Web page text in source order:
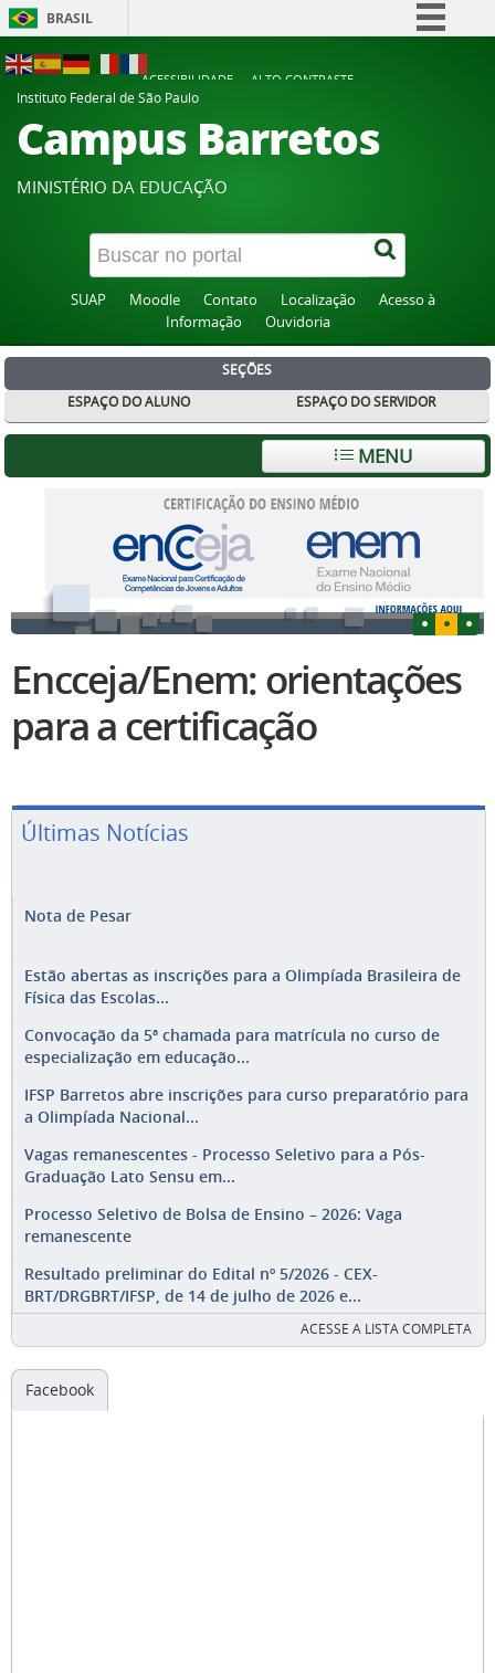
BRASIL
Participe
Acesso à informação
Canais
ACESSIBILIDADE
ALTO CONTRASTE
Instituto Federal de São Paulo
Campus Barretos
MINISTÉRIO DA EDUCAÇÃO
SUAP Moodle Contato Localização
Acesso à
Informação
Ouvidoria
SEÇÕES
ESPAÇO DO ALUNO
ESPAÇO DO SERVIDOR
MENU
Encceja/Enem: orientações
para a certificação
Últimas Notícias
Nota de Pesar
Estão abertas as inscrições para a Olimpíada Brasileira de
Física das Escolas...
Convocação da 5ª chamada para matrícula no curso de
especialização em educação...
IFSP Barretos abre inscrições para curso preparatório para
a Olimpíada Nacional...
Vagas remanescentes - Processo Seletivo para a Pós-
Graduação Lato Sensu em...
Processo Seletivo de Bolsa de Ensino – 2026: Vaga
remanescente
Resultado preliminar do Edital nº 5/2026 - CEX-
BRT/DRGBRT/IFSP, de 14 de julho de 2026 e...
ACESSE A LISTA COMPLETA
Facebook